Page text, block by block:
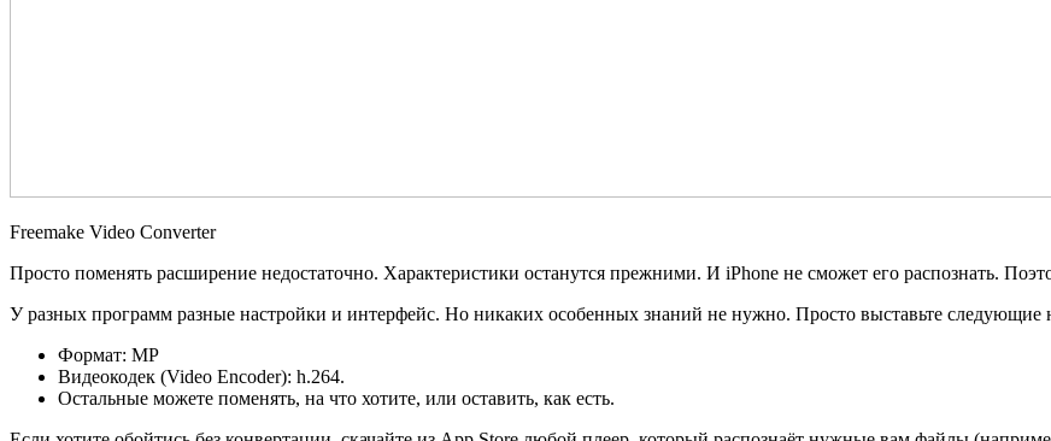
Freemake Video Converter
Просто поменять расширение недостаточно. Характеристики останутся прежними. И iPhone не сможет его распознать.
У разных программ разные настройки и интерфейс. Но никаких особенных знаний не нужно. Просто выставьте следующие
Формат: MP
Видеокодек (Video Encoder): h.264.
Остальные можете поменять, на что хотите, или оставить, как есть.